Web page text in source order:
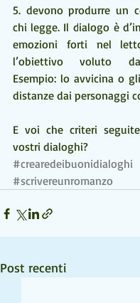
5. devono produrre un
chi legge. Il dialogo è
emozioni forti nel
l’obiettivo voluto
Esempio: lo avvicina o
distanze dai personaggi
E voi che criteri
vostri dialoghi?
#crearedeibuonidialoghi
#scrivereunromanzo
Post recenti